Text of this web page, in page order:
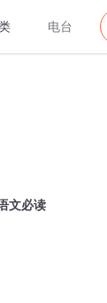
电台
文必读